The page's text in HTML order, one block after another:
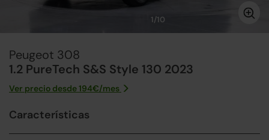
1/10
Peugeot 308
1.2 PureTech S&S Style 130 2023
Ver precio desde194€/mes
Características